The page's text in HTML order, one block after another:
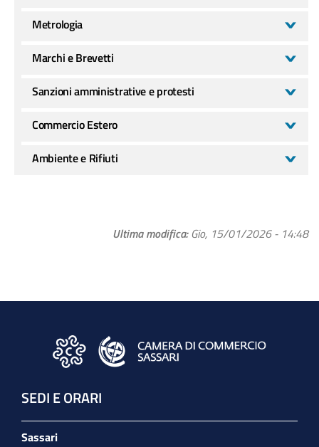
Ultima modifica Gio, 15/01/2026 - 14:48
Metrologia
Marchi e Brevetti
Sanzioni amministrative e protesti
Commercio Estero
Ambiente e Rifiuti
SEDI E ORARI
Sassari